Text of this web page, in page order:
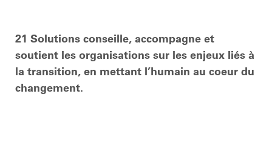
21 Solutions conseille, accompagne et
soutient les organisations sur les enjeux liés à
la transition, en mettant l’humain au coeur du
changement.